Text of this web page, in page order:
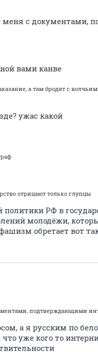
меня с документами,
вами канве
а там бродят с
ужас какой
отрицают только глупцы
политики РФ в
молодёжи,
обретает вот
подтверждающими
а я русским по
уже кого то